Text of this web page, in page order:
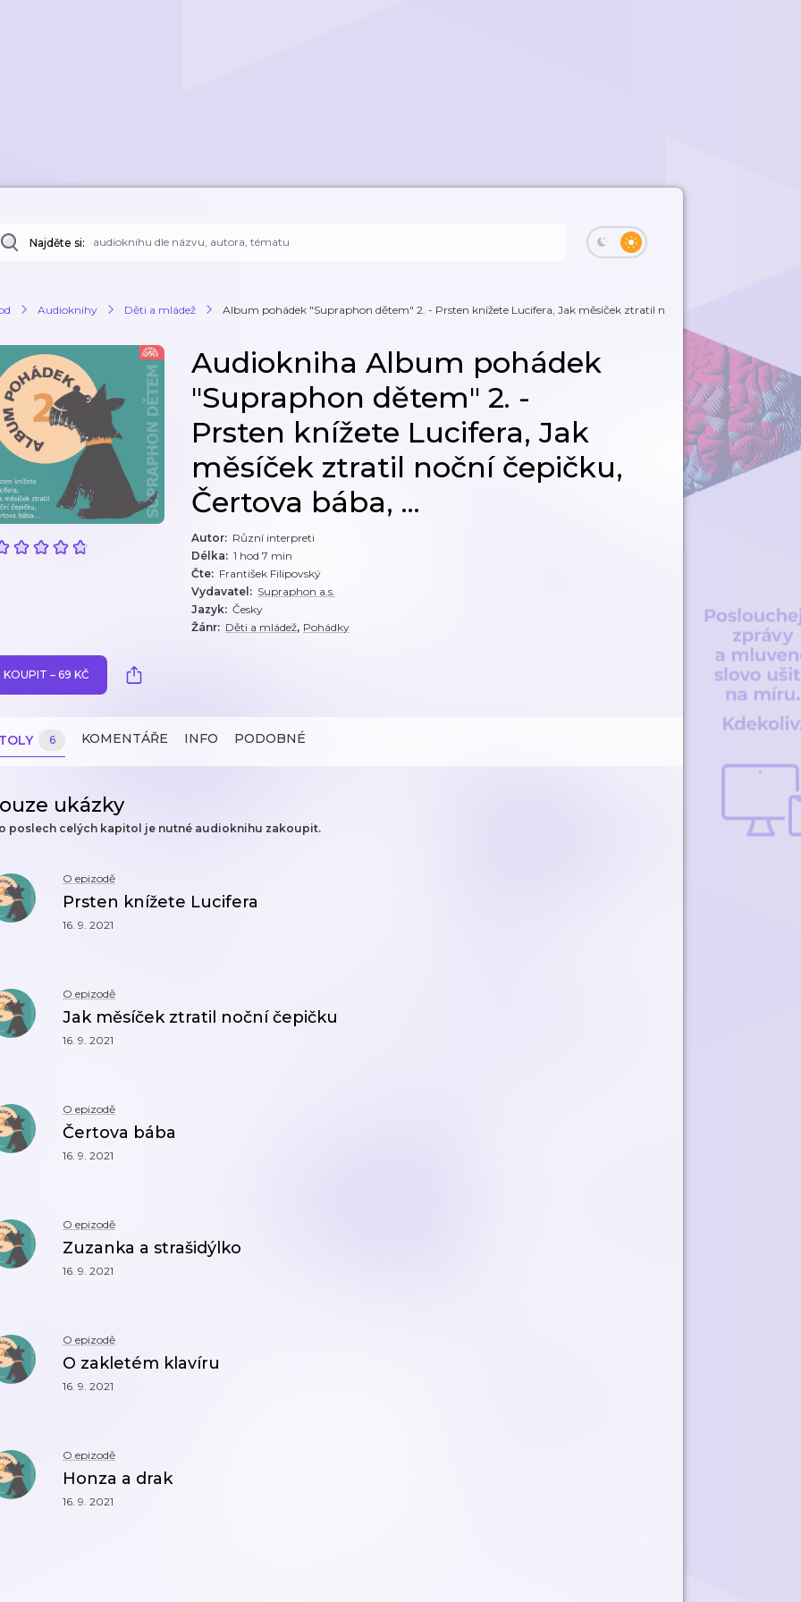
Najděte si:
Audioknihy Děti a mládež Album pohádek "Supraphon dětem" 2. - Prsten knížete Lucifera, Jak měsíček ztratil noční čepičku, Čertova
Audiokniha Album pohádek
"Supraphon dětem" 2. -
Prsten knížete Lucifera, Jak
měsíček ztratil noční čepičku,
Čertova bába, ...
Autor: Různí interpreti
Délka: 1 hod 7 min
Čte: František Filipovský
Vydavatel : Supraphon a.s.
Jazyk: Česky
Žánr: Děti a mládež, Pohádky
KOUPIT – 69 KČ
6 KOMENTÁŘE INFO PODOBNÉ
ukázky
poslech celých kapitol je nutné audioknihu zakoupit.
O epizodě
Prsten knížete Lucifera
16. 9. 2021
O epizodě
Jak měsíček ztratil noční čepičku
16. 9. 2021
O epizodě
Čertova bába
16. 9. 2021
O epizodě
Zuzanka a strašidýlko
16. 9. 2021
O epizodě
O zakletém klavíru
16. 9. 2021
O epizodě
Honza a drak
16. 9. 2021